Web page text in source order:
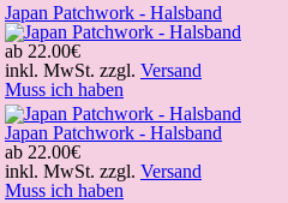
Japan Patchwork - Halsband
ab 22.00€
inkl. MwSt. zzgl. Versand
Muss ich haben
Japan Patchwork - Halsband
ab 22.00€
inkl. MwSt. zzgl. Versand
Muss ich haben